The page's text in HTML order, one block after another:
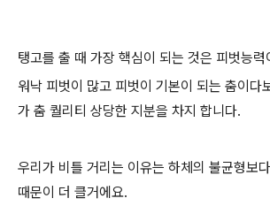
탱고를 출 때 가장 핵심이 되는 것은 피벗능력
워낙 피벗이 많고 피벗이 기본이 되는 춤이다
가 춤 퀄리티 상당한 지분을 차지 합니다.
우리가 비틀 거리는 이유는 하체의 불균형보
때문이 더 클거에요.